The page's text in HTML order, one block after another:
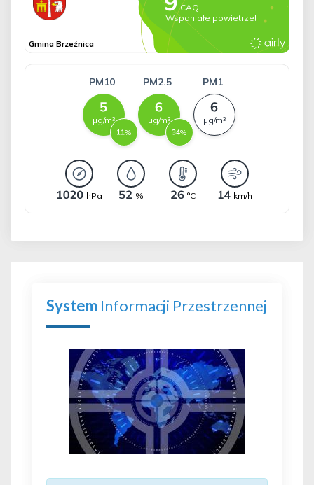
System Informacji Przestrzennej